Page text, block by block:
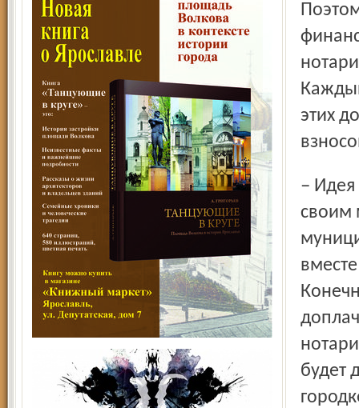
этих
– Идея хорошая, но механизм страдает, – поделился
своим
будет